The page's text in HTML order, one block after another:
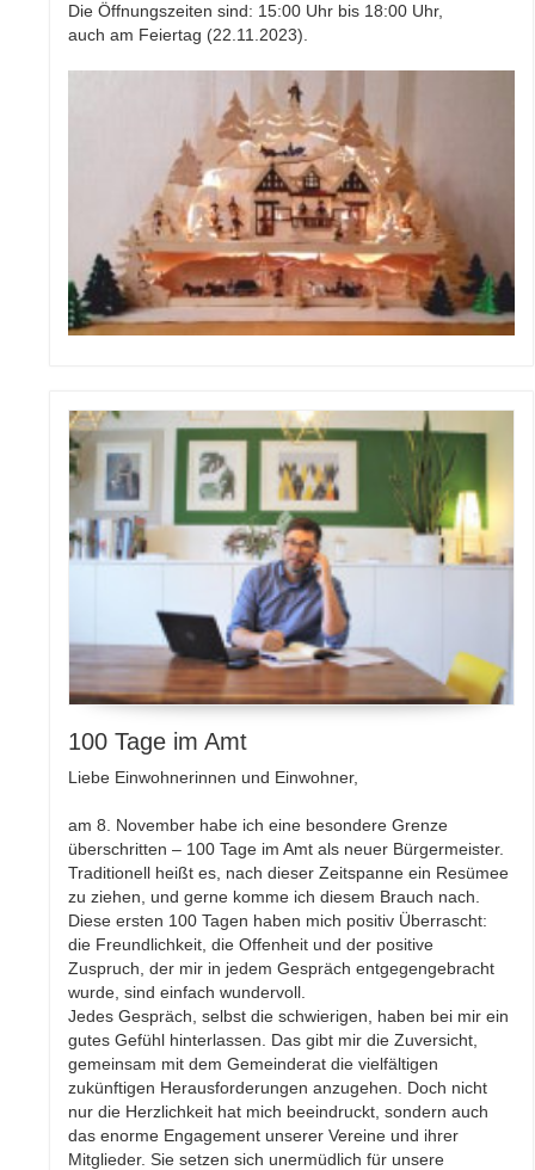
Die Öffnungszeiten sind: 15:00 Uhr bis 18:00 Uhr,
auch am Feiertag (22.11.2023).
100 Tage im Amt
Liebe Einwohnerinnen und Einwohner,
am 8. November habe ich eine besondere Grenze
überschritten – 100 Tage im Amt als neuer Bürgermeister.
Traditionell heißt es, nach dieser Zeitspanne ein Resümee
zu ziehen, und gerne komme ich diesem Brauch nach.
Diese ersten 100 Tagen haben mich positiv Überrascht:
die Freundlichkeit, die Offenheit und der positive
Zuspruch, der mir in jedem Gespräch entgegengebracht
wurde, sind einfach wundervoll.
Jedes Gespräch, selbst die schwierigen, haben bei mir ein
gutes Gefühl hinterlassen. Das gibt mir die Zuversicht,
gemeinsam mit dem Gemeinderat die vielfältigen
zukünftigen Herausforderungen anzugehen. Doch nicht
nur die Herzlichkeit hat mich beeindruckt, sondern auch
das enorme Engagement unserer Vereine und ihrer
Mitglieder. Sie setzen sich unermüdlich für unsere